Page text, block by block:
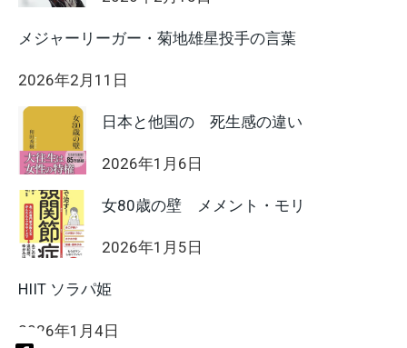
メジャーリーガー・菊地雄星投手の言葉
2026年2月11日
日本と他国の 死生感の違い
2026年1月6日
女80歳の壁 メメント・モリ
2026年1月5日
HIIT ソラパ姫
2026年1月4日